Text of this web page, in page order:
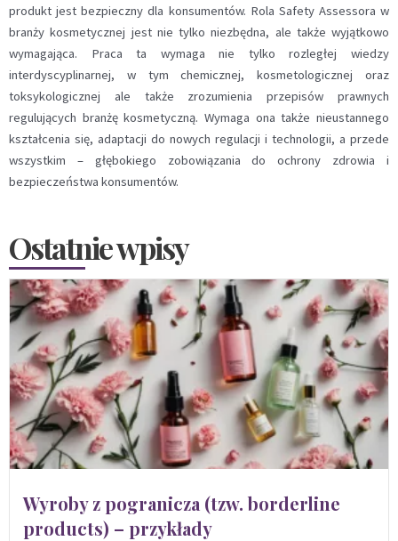
produkt jest bezpieczny dla konsumentów. Rola Safety Assessora w
branży kosmetycznej jest nie tylko niezbędna, ale także wyjątkowo
wymagająca. Praca ta wymaga nie tylko rozległej wiedzy
interdyscyplinarnej, w tym chemicznej, kosmetologicznej oraz
toksykologicznej ale także zrozumienia przepisów prawnych
regulujących branżę kosmetyczną. Wymaga ona także nieustannego
kształcenia się, adaptacji do nowych regulacji i technologii, a przede
wszystkim – głębokiego zobowiązania do ochrony zdrowia i
bezpieczeństwa konsumentów.
Ostatnie wpisy
Wyroby z pogranicza (tzw. borderline
products) – przykłady